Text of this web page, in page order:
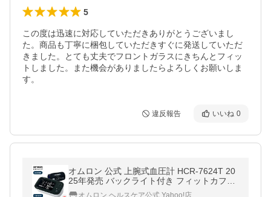
5
この度は迅速に対応していただきありがとうございまし
た。商品も丁寧に梱包していただきすぐに発送していただ
きました。とても丈夫でフロントガラスにきちんとフィッ
トしました。また機会がありましたらよろしくお願いしま
す。
違反報告 いいね 0
オムロン 公式 上腕式血圧計 HCR-7624T 20
25年発売 バックライト付き フィットカフプ
ラス 脈間隔お知らせ機能 血圧計 上腕式 スマ
オムロン ヘルスケア公式 Yahoo!店